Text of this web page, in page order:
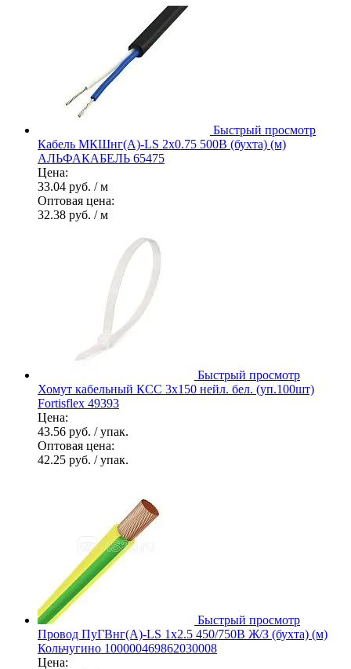
Быстрый просмотр
Кабель МКШнг(А)-LS 2х0.75 500В (бухта) (м)
АЛЬФАКАБЕЛЬ 65475
Цена:
33.04 руб. / м
Оптовая цена:
32.38 руб. / м
Быстрый просмотр
Хомут кабельный КСС 3х150 нейл. бел. (уп.100шт)
Fortisflex 49393
Цена:
43.56 руб. / упак.
Оптовая цена:
42.25 руб. / упак.
Быстрый просмотр
Провод ПуГВнг(А)-LS 1х2.5 450/750В Ж/З (бухта) (м)
Кольчугино 100000469862030008
Цена: